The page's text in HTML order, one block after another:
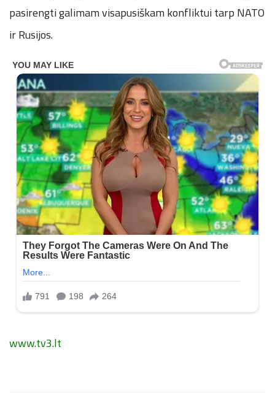
pasirengti galimam visapusiškam konfliktui tarp NATO
ir Rusijos.
www.tv3.lt